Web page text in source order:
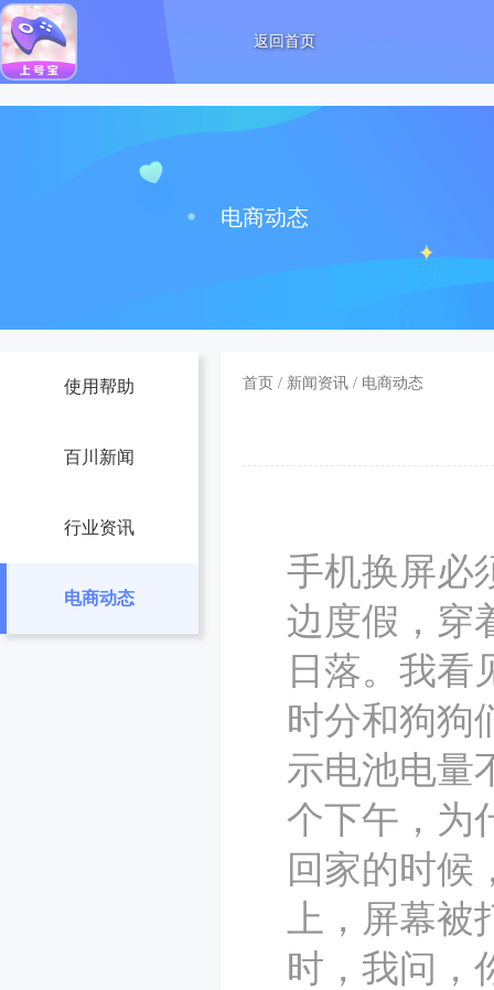
返回首页
电商动态
使用帮助
百川新闻
行业资讯
电商动态
首页 / 新闻资讯 / 电商动态
手机换屏必
边度假，穿
日落。我看
时分和狗狗
示电池电量
个下午，为
回家的时候
上，屏幕
时，我问，